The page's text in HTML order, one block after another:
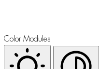
Color Modules